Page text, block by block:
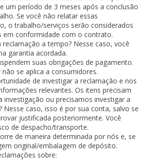
um período de 3 meses após a conclusão
Se você não relatar essas
o trabalho/serviços serão considerados
em conformidade com o contrato.
a tempo? Nesse caso, você
garantia acordada.
suas obrigações de pagamento.
se aplica a consumidores.
de investigar a reclamação e nos
relevantes. Os itens precisam
investigação ou precisamos investigar a
Nesse caso, isso é por sua conta, salvo se
justificada posteriormente. Você
de despacho/transporte.
de maneira determinada por nós e, se
original/embalagem de depósito.
sobre: